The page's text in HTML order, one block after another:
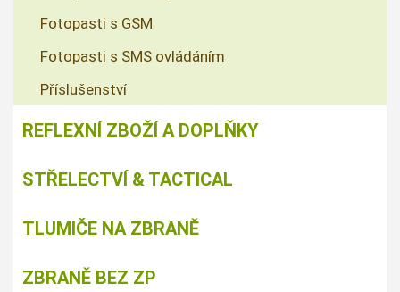
Fotopasti s GSM
Fotopasti s SMS ovládáním
Příslušenství
REFLEXNÍ ZBOŽÍ A DOPLŇKY
STŘELECTVÍ & TACTICAL
TLUMIČE NA ZBRANĚ
ZBRANĚ BEZ ZP